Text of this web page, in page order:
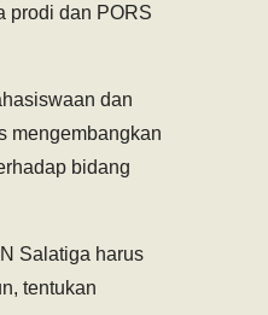
prodi dan PORS
dan
mengembangkan
bidang
Salatiga harus
tentukan